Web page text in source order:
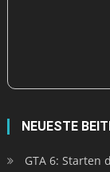
NEUESTE
GTA 6: Starten